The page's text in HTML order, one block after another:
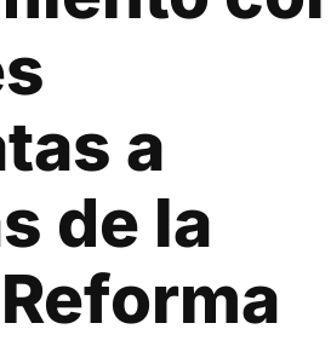
a
de la